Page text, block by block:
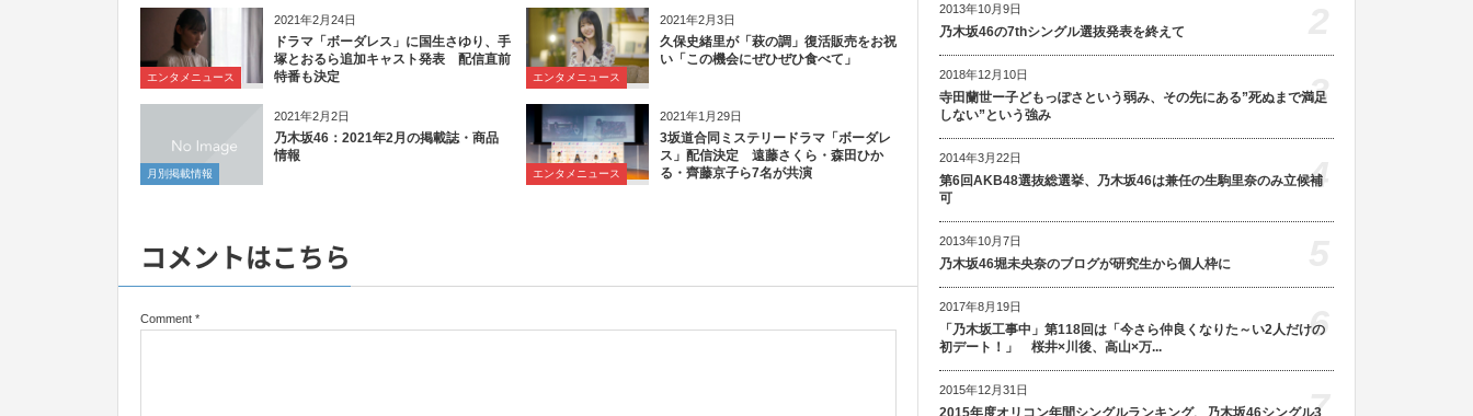
2021年2月24日
エンタメニュース
ドラマ「ボーダレス」に国生さゆり、手
塚とおるら追加キャスト発表 配信直前
特番も決定
2021年2月3日
エンタメニュース
久保史緒里が「萩の調」復活販売をお祝
い「この機会にぜひぜひ食べて」
2021年2月2日
月別掲載情報
乃木坂46：2021年2月の掲載誌・商品
情報
2021年1月29日
エンタメニュース
3坂道合同ミステリードラマ「ボーダレ
ス」配信決定 遠藤さくら・森田ひか
る・齊藤京子ら7名が共演
コメントはこちら
Comment *
2013年10月9日
乃木坂46の7thシングル選抜発表を終えて
2018年12月10日
寺田蘭世ー子どもっぽさという弱み、その先にある”死ぬまで満足
しない”という強み
3
2014年3月22日
第6回AKB48選抜総選挙、乃木坂46は兼任の生駒里奈のみ立候補
可
4
2013年10月7日
乃木坂46堀未央奈のブログが研究生から個人枠に
2017年8月19日
「乃木坂工事中」第118回は「今さら仲良くなりた～い2人だけの
初デート！」 桜井×川後、高山×万...
6
2015年12月31日
2015年度オリコン年間シングルランキング、乃木坂46シングル3
7